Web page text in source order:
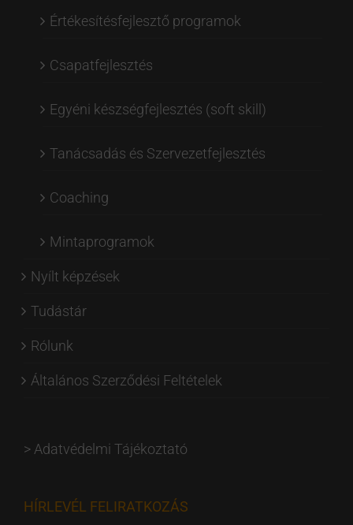
Értékesítésfejlesztő programok
Csapatfejlesztés
Egyéni készségfejlesztés (soft skill)
Tanácsadás és Szervezetfejlesztés
Coaching
Mintaprogramok
Nyílt képzések
Tudástár
Rólunk
Általános Szerződési Feltételek
> Adatvédelmi Tájékoztató
HÍRLEVÉL FELIRATKOZÁS